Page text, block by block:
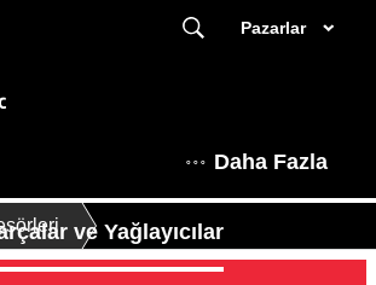
Pazarlar
Daha Fazla
ve Yağlayıcılar